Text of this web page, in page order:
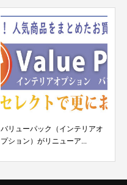
バリューパック（インテリアオ
プション）がリニューア...